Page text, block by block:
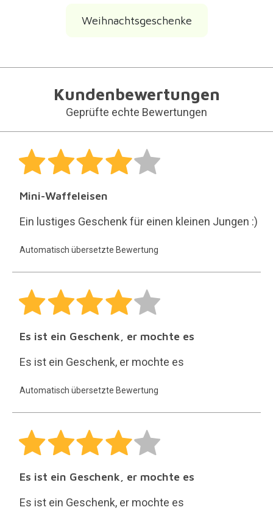
Weihnachtsgeschenke
Kundenbewertungen
Geprüfte echte Bewertungen
Mini-Waffeleisen
Ein lustiges Geschenk für einen kleinen Jungen :)
Automatisch übersetzte Bewertung
Es ist ein Geschenk, er mochte es
Es ist ein Geschenk, er mochte es
Automatisch übersetzte Bewertung
Es ist ein Geschenk, er mochte es
Es ist ein Geschenk, er mochte es